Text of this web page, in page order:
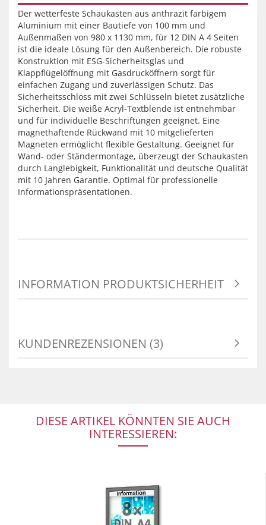
Der wetterfeste Schaukasten aus anthrazit farbigem
Aluminium mit einer Bautiefe von 100 mm und
Außenmaßen von 980 x 1130 mm, für 12 DIN A 4 Seiten
ist die ideale Lösung für den Außenbereich. Die robuste
Konstruktion mit ESG-Sicherheitsglas und
Klappflügelöffnung mit Gasdrucköffnern sorgt für
einfachen Zugang und zuverlässigen Schutz. Das
Sicherheitsschloss mit zwei Schlüsseln bietet zusätzliche
Sicherheit. Die weiße Acryl-Textblende ist entnehmbar
und für individuelle Beschriftungen geeignet. Eine
magnethaftende Rückwand mit 10 mitgelieferten
Magneten ermöglicht flexible Gestaltung. Geeignet für
Wand- oder Ständermontage, überzeugt der Schaukasten
durch Langlebigkeit, Funktionalität und deutsche Qualität
mit 10 Jahren Garantie. Optimal für professionelle
Informationspräsentationen.
INFORMATION PRODUKTSICHERHEIT
KUNDENREZENSIONEN (3)
DIESE ARTIKEL KÖNNTEN SIE AUCH
INTERESSIEREN: